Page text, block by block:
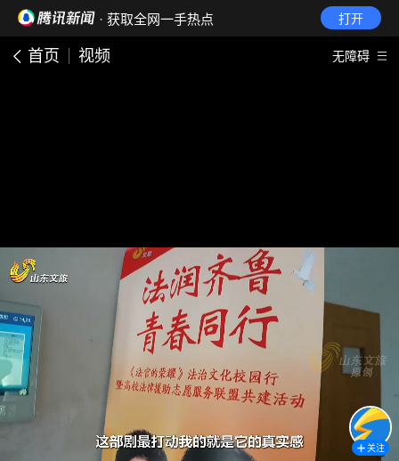
· 获取全网一手热点 打开
首页 视频 无障碍
关注